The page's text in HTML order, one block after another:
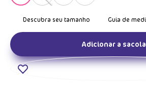
Adicionar a sacola